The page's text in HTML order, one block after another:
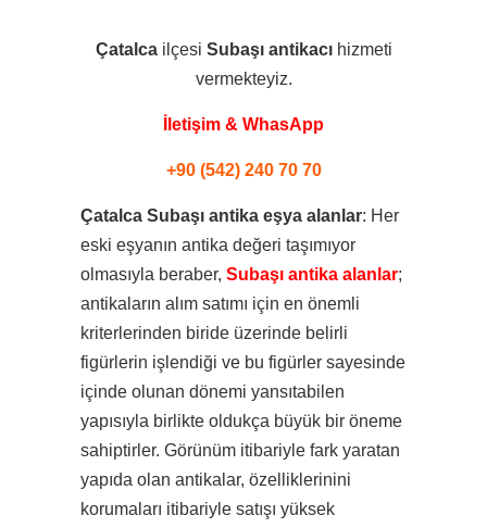
Çatalca ilçesi Subaşı antikacıhizmeti
vermekteyiz.
İletişim & WhasApp
+90 (542) 240 70 70
Çatalca Subaşı antika eşya alanlar: Her
eski eşyanın antika değeri taşımıyor
olmasıyla beraber, Subaşı antika alanlar;
antikaların alım satımı için en önemli
kriterlerinden biride üzerinde belirli
figürlerin işlendiği ve bu figürler sayesinde
içinde olunan dönemi yansıtabilen
yapısıyla birlikte oldukça büyük bir öneme
sahiptirler. Görünüm itibariyle fark yaratan
yapıda olan antikalar, özelliklerinini
korumaları itibariyle satışı yüksek